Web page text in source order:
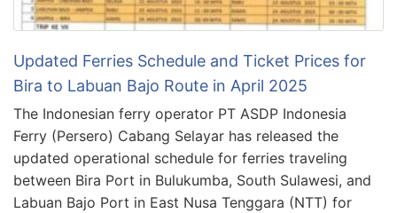
Updated Ferries Schedule and Ticket Prices for
Bira to Labuan Bajo Route in April 2025
The Indonesian ferry operator PT ASDP Indonesia
Ferry (Persero) Cabang Selayar has released the
updated operational schedule for ferries traveling
between Bira Port in Bulukumba, South Sulawesi, and
Labuan Bajo Port in East Nusa Tenggara (NTT) for